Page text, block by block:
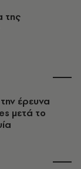
της
έρευνα
μετά το